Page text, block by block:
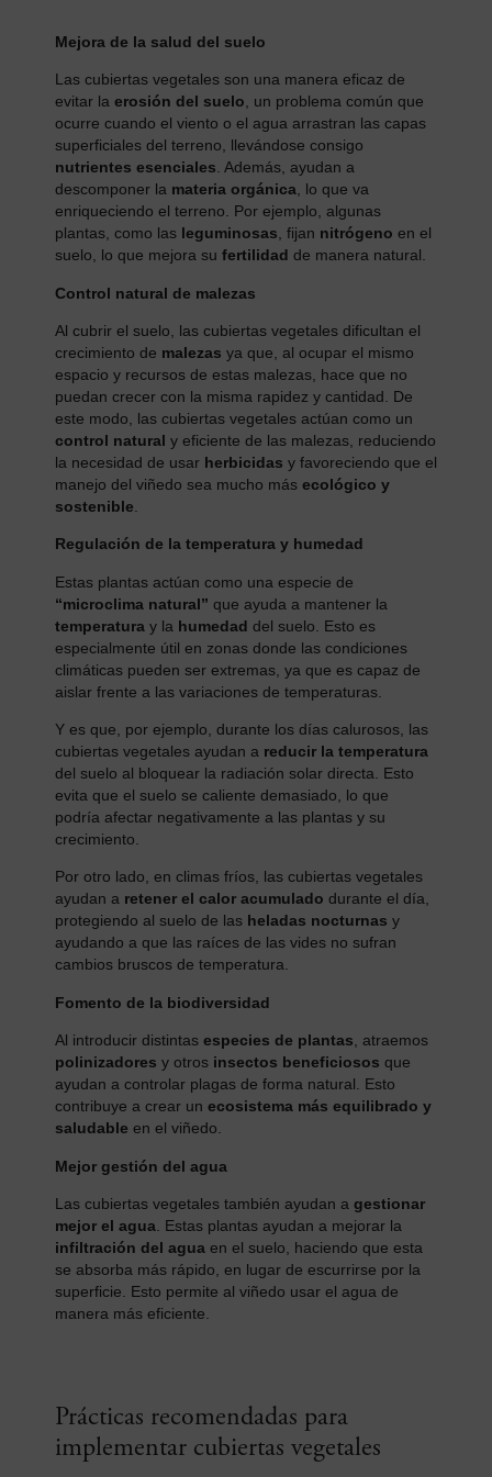
Mejora de la salud del suelo
Las cubiertas vegetales son una manera eficaz de
evitar la erosión del suelo , un problema común que
ocurre cuando el viento o el agua arrastran las capas
superficiales del terreno, llevándose consigo
nutrientes esenciales . Además, ayudan a
descomponer la materia orgánica , lo que va
enriqueciendo el terreno. Por ejemplo, algunas
plantas, como las leguminosas , fijan nitrógeno en el
suelo, lo que mejora su fertilidad de manera natural.
Control natural de malezas
Al cubrir el suelo, las cubiertas vegetales dificultan el
crecimiento de malezas ya que, al ocupar el mismo
espacio y recursos de estas malezas, hace que no
puedan crecer con la misma rapidez y cantidad. De
este modo, las cubiertas vegetales actúan como un
control natural y eficiente de las malezas, reduciendo
la necesidad de usar herbicidas y favoreciendo que el
manejo del viñedo sea mucho más ecológico y
sostenible
Regulación de la temperatura y humedad
Estas plantas actúan como una especie de
“microclima natural” que ayuda a mantener la
temperatura y la humedad del suelo. Esto es
especialmente útil en zonas donde las condiciones
climáticas pueden ser extremas, ya que es capaz de
aislar frente a las variaciones de temperaturas.
Y es que, por ejemplo, durante los días calurosos, las
cubiertas vegetales ayudan a reducir la temperatura
del suelo al bloquear la radiación solar directa. Esto
evita que el suelo se caliente demasiado, lo que
podría afectar negativamente a las plantas y su
crecimiento.
Por otro lado, en climas fríos, las cubiertas vegetales
ayudan a retener el calor acumulado durante el día,
protegiendo al suelo de las heladas nocturnas y
ayudando a que las raíces de las vides no sufran
cambios bruscos de temperatura.
Fomento de la biodiversidad
Al introducir distintas especies de plantas, atraemos
polinizadores y otros insectos beneficiosos que
ayudan a controlar plagas de forma natural. Esto
contribuye a crear un ecosistema más equilibrado y
saludable en el viñedo.
Mejor gestión del agua
Las cubiertas vegetales también ayudan a gestionar
mejor el agua . Estas plantas ayudan a mejorar la
infiltración del agua en el suelo, haciendo que esta
se absorba más rápido, en lugar de escurrirse por la
superficie. Esto permite al viñedo usar el agua de
manera más eficiente.
Prácticas recomendadas para
implementar cubiertas vegetales